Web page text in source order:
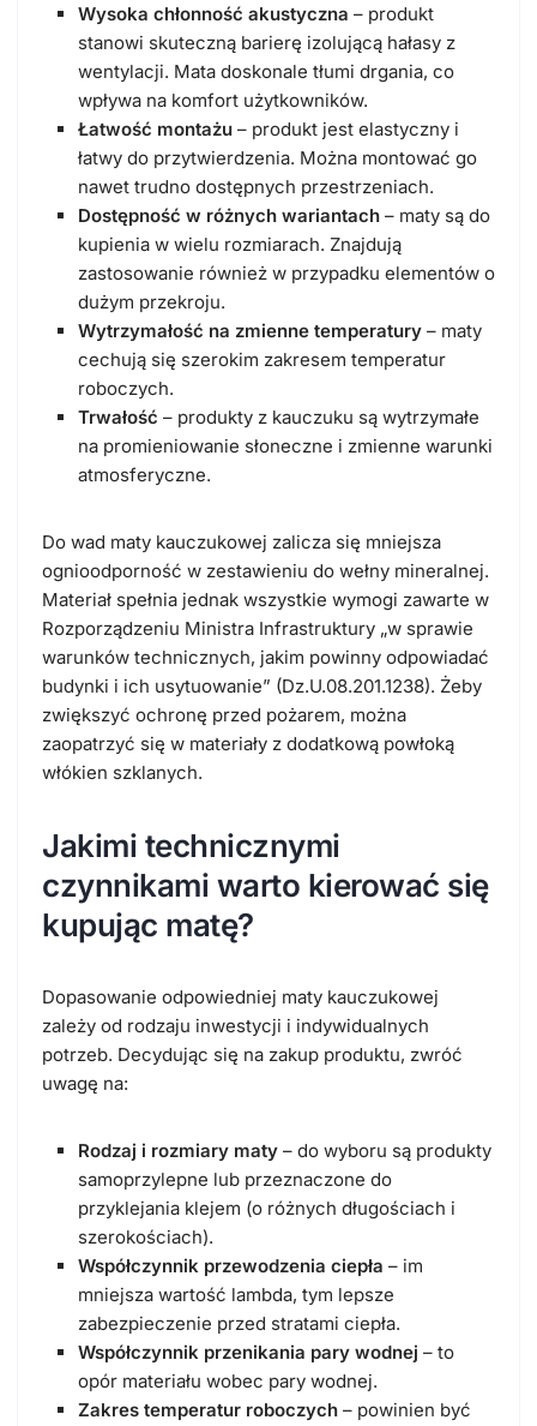
Wysoka chłonność akustyczna – produkt
stanowi skuteczną barierę izolującą hałasy z
wentylacji. Mata doskonale tłumi drgania, co
wpływa na komfort użytkowników.
Łatwość montażu – produkt jest elastyczny i
łatwy do przytwierdzenia. Można montować go
nawet trudno dostępnych przestrzeniach.
Dostępność w różnych wariantach – maty są do
kupienia w wielu rozmiarach. Znajdują
zastosowanie również w przypadku elementów o
dużym przekroju.
Wytrzymałość na zmienne temperatury – maty
cechują się szerokim zakresem temperatur
roboczych.
Trwałość – produkty z kauczuku są wytrzymałe
na promieniowanie słoneczne i zmienne warunki
atmosferyczne.
Do wad maty kauczukowej zalicza się mniejsza
ognioodporność w zestawieniu do wełny mineralnej.
Materiał spełnia jednak wszystkie wymogi zawarte w
Rozporządzeniu Ministra Infrastruktury „w sprawie
warunków technicznych, jakim powinny odpowiadać
budynki i ich usytuowanie” (Dz.U.08.201.1238). Żeby
zwiększyć ochronę przed pożarem, można
zaopatrzyć się w materiały z dodatkową powłoką
włókien szklanych.
Jakimi technicznymi
czynnikami warto kierować się
kupując matę?
Dopasowanie odpowiedniej maty kauczukowej
zależy od rodzaju inwestycji i indywidualnych
potrzeb. Decydując się na zakup produktu, zwróć
uwagę na:
Rodzaj i rozmiary maty – do wyboru są produkty
samoprzylepne lub przeznaczone do
przyklejania klejem (o różnych długościach i
szerokościach).
Współczynnik przewodzenia ciepła – im
mniejsza wartość lambda, tym lepsze
zabezpieczenie przed stratami ciepła.
Współczynnik przenikania pary wodnej – to
opór materiału wobec pary wodnej.
Zakres temperatur roboczych – powinien być